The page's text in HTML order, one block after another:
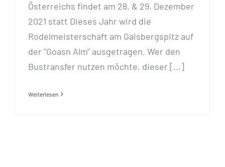
Österreichs findet am 28. & 29. Dezember
2021 statt Dieses Jahr wird die
Rodelmeisterschaft am Gaisbergspitz auf
der "Goasn Alm" ausgetragen. Wer den
Bustransfer nutzen möchte, dieser [...]
Weiterlesen